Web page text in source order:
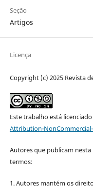
Seção
Artigos
Licença
Copyright (c) 2025 Revista
Este trabalho está
Attribution-
Autores que publicam
termos:
1. Autores mantém os